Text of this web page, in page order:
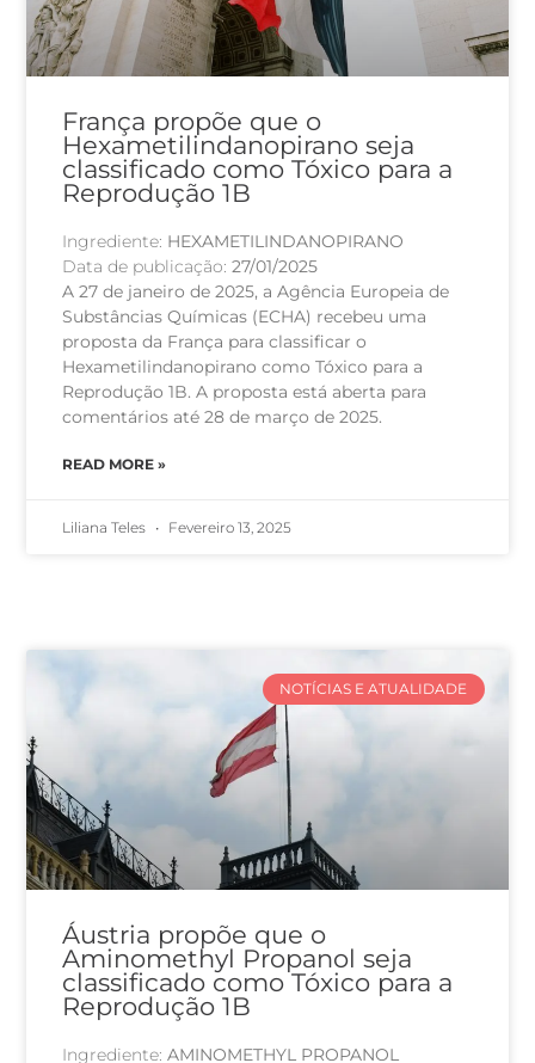
França propõe que o
Hexametilindanopirano seja
classificado como Tóxico para a
Reprodução 1B
Ingrediente: HEXAMETILINDANOPIRANO
Data de publicação:27/01/2025
A 27 de janeiro de 2025, a Agência Europeia de
Substâncias Químicas (ECHA) recebeu uma
proposta da França para classificar o
Hexametilindanopirano como Tóxico para a
Reprodução 1B. A proposta está aberta para
comentários até 28 de março de 2025.
READ MORE »
Liliana Teles Fevereiro 13, 2025
NOTÍCIAS E ATUALIDADE
Áustria propõe que o
Aminomethyl Propanol seja
classificado como Tóxico para a
Reprodução 1B
Ingrediente:AMINOMETHYL PROPANOL